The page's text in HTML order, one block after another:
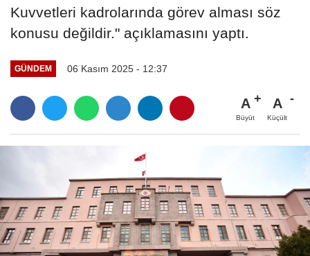
Kuvvetleri kadrolarında görev alması söz
konusu değildir." açıklamasını yaptı.
GÜNDEM 06 Kasım 2025 - 12:37
A
Büyüt
A
Küçült